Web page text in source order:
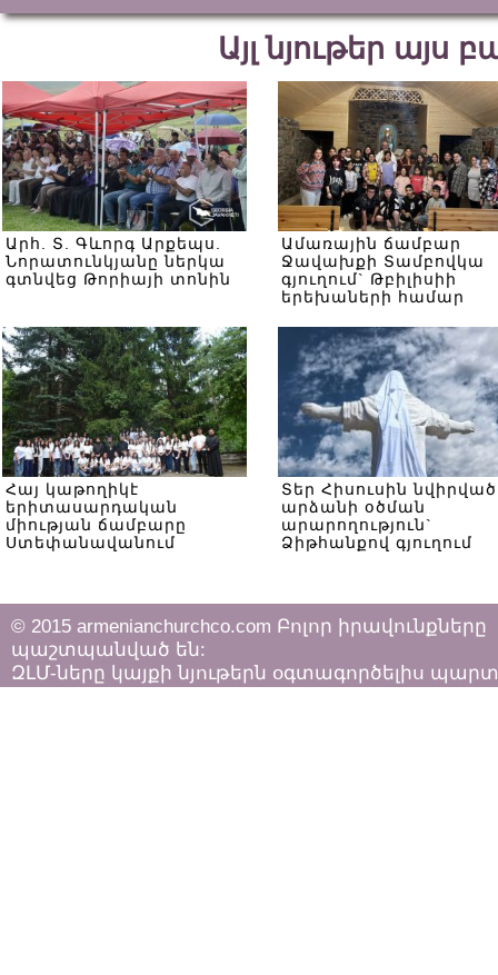
Այլ նյութեր այս
Արհ. Տ. Գևորգ Արքեպս.
Նորատունկյանը ներկա
գտնվեց Թորիայի տոնին
Ամառային ճամբար
Ջավախքի Տամբովկա
գյուղում` Թբիլիսիի
երեխաների համար
Հայ կաթողիկէ
երիտասարդական
միության ճամբարը
Ստեփանավանում
Տեր Հիսուսին նվիրված
արձանի օծման
արարողություն`
Ձիթհանքով գյուղում
© 2015 armenianchurchco.com Բոլոր իրավունքները
պաշտպանված են:
ԶԼՄ-ները կայքի նյութերն օգտագործելիս